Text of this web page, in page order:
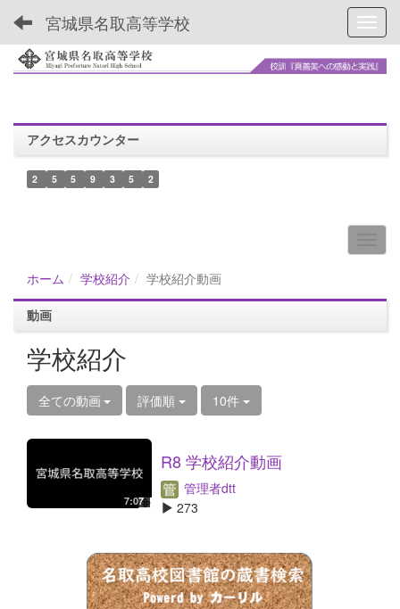
宮城県名取高等学校
アクセスカウンター
2 5 5 9 3 5 2
ホーム 学校紹介 学校紹介動画
動画
学校紹介
全ての動画 評価順 10件
7:07
R8 学校紹介動画
管理者dtt
273